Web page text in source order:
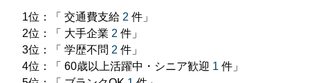
1位：「 交通費支給 2 件」
2位：「 大手企業 2 件」
3位：「 学歴不問 2 件」
4位：「 60歳以上活躍中・シニア歓迎 1 件」